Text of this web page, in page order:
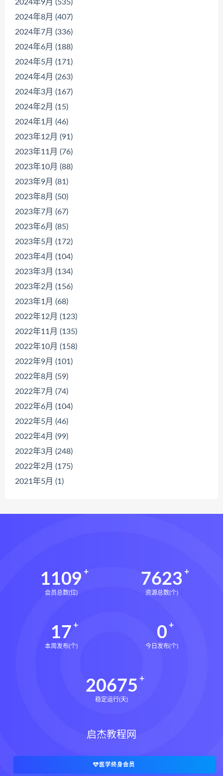
2024年9月 (535)
2024年8月 (407)
2024年7月 (336)
2024年6月 (188)
2024年5月 (171)
2024年4月 (263)
2024年3月 (167)
2024年2月 (15)
2024年1月 (46)
2023年12月 (91)
2023年11月 (76)
2023年10月 (88)
2023年9月 (81)
2023年8月 (50)
2023年7月 (67)
2023年6月 (85)
2023年5月 (172)
2023年4月 (104)
2023年3月 (134)
2023年2月 (156)
2023年1月 (68)
2022年12月 (123)
2022年11月 (135)
2022年10月 (158)
2022年9月 (101)
2022年8月 (59)
2022年7月 (74)
2022年6月 (104)
2022年5月 (46)
2022年4月 (99)
2022年3月 (248)
2022年2月 (175)
2021年5月 (1)
1109
会员总数(位)
7623
资源总数(个)
17
本周发布(个)
0
今日发布(个)
20675
稳定运行(天)
启杰教程网
医学终身会员